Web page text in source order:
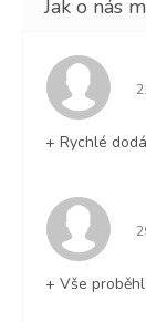
+ Rychlé
+ Vše